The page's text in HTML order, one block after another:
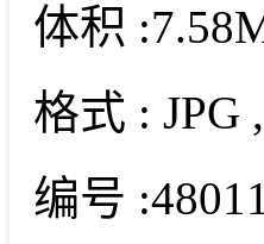
体积 :
格式 : JPG
编号 :